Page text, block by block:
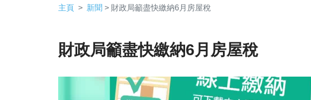
主頁 新聞 > 財政局籲盡快繳納6月房屋稅
財政局籲盡快繳納6月房屋稅